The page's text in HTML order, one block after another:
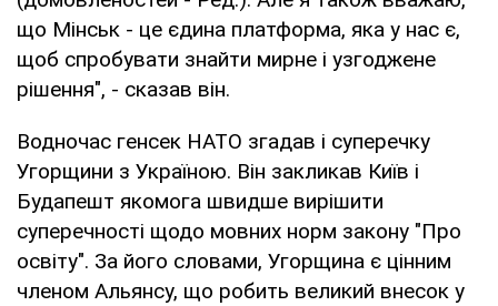
що Мінськ - це єдина платформа, яка у нас є,
щоб спробувати знайти мирне і узгоджене
рішення", - сказав він.
Водночас генсек НАТО згадав і суперечку
Угорщини з Україною. Він закликав Київ і
Будапешт якомога швидше вирішити
суперечності щодо мовних норм закону "Про
освіту". За його словами, Угорщина є цінним
членом Альянсу, що робить великий внесок у